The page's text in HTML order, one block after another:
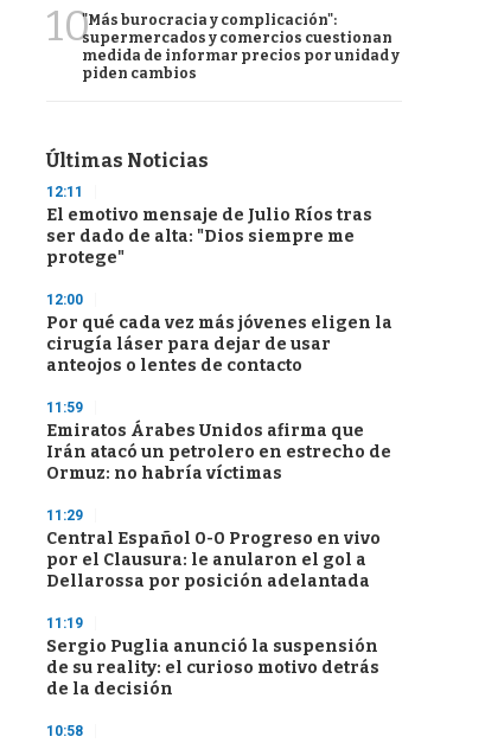
10"Más burocracia y complicación":
supermercados y comercios cuestionan
medida de informar precios por unidad y
piden cambios
Últimas Noticias
12:11
El emotivo mensaje de Julio Ríos tras
ser dado de alta: "Dios siempre me
protege"
12:00
Por qué cada vez más jóvenes eligen la
cirugía láser para dejar de usar
anteojos o lentes de contacto
11:59
Emiratos Árabes Unidos afirma que
Irán atacó un petrolero en estrecho de
Ormuz: no habría víctimas
11:29
Central Español 0-0 Progreso en vivo
por el Clausura: le anularon el gol a
Dellarossa por posición adelantada
11:19
Sergio Puglia anunció la suspensión
de su reality: el curioso motivo detrás
de la decisión
10:58